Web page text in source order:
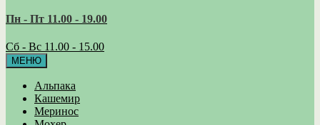
Пн - Пт 11.00 - 19.00
Сб - Вс 11.00 - 15.00
МЕНЮ
Альпака
Кашемир
Меринос